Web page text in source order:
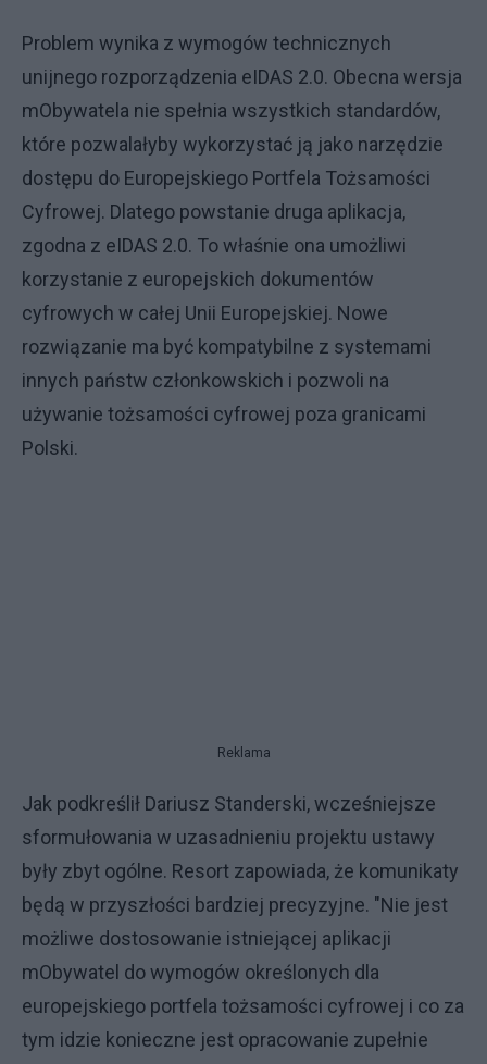
Problem wynika z wymogów technicznych
unijnego rozporządzenia eIDAS 2.0. Obecna wersja
mObywatela nie spełnia wszystkich standardów,
które pozwalałyby wykorzystać ją jako narzędzie
dostępu do Europejskiego Portfela Tożsamości
Cyfrowej. Dlatego powstanie druga aplikacja,
zgodna z eIDAS 2.0. To właśnie ona umożliwi
korzystanie z europejskich dokumentów
cyfrowych w całej Unii Europejskiej. Nowe
rozwiązanie ma być kompatybilne z systemami
innych państw członkowskich i pozwoli na
używanie tożsamości cyfrowej poza granicami
Polski.
Reklama
Jak podkreślił Dariusz Standerski, wcześniejsze
sformułowania w uzasadnieniu projektu ustawy
były zbyt ogólne. Resort zapowiada, że komunikaty
będą w przyszłości bardziej precyzyjne. "Nie jest
możliwe dostosowanie istniejącej aplikacji
mObywatel do wymogów określonych dla
europejskiego portfela tożsamości cyfrowej i co za
tym idzie konieczne jest opracowanie zupełnie